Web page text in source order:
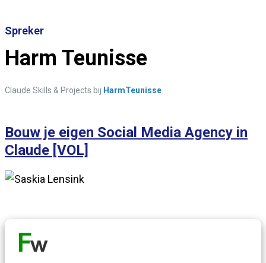
Spreker
Harm Teunisse
Claude Skills & Projects bij HarmTeunisse
Bouw je eigen Social Media Agency in
Claude [VOL]